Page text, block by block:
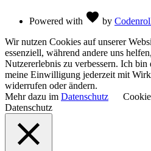
Powered with favorite by
Wir nutzen Cookies auf unserer
essenziell, während andere uns
Nutzererlebnis zu verbessern. Ich
meine Einwilligung jederzeit mit
widerrufen oder ändern.
Mehr dazu im Datenschutz
Datenschutz